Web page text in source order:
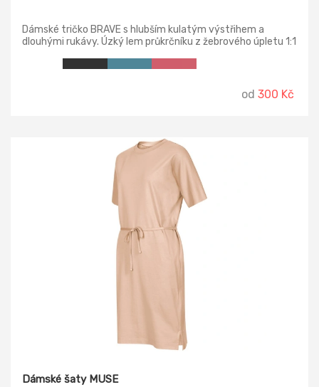
Dámské tričko BRAVE s hlubším kulatým výstřihem a
dlouhými rukávy. Úzký lem průkrčníku z žebrového úpletu 1:1
od 300 Kč
Dámské šaty MUSE